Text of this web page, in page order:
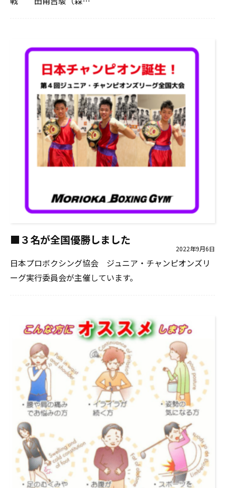
■３名が全国優勝しました
2022年9月6日
日本プロボクシング協会 ジュニア・チャンピオンズリ
ーグ実行委員会が主催しています。